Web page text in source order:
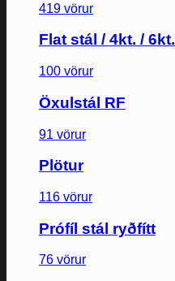
419 vörur
Flat stál / 4kt. / 6kt.
100 vörur
Öxulstál RF
91 vörur
Plötur
116 vörur
Prófíl stál ryðfítt
76 vörur